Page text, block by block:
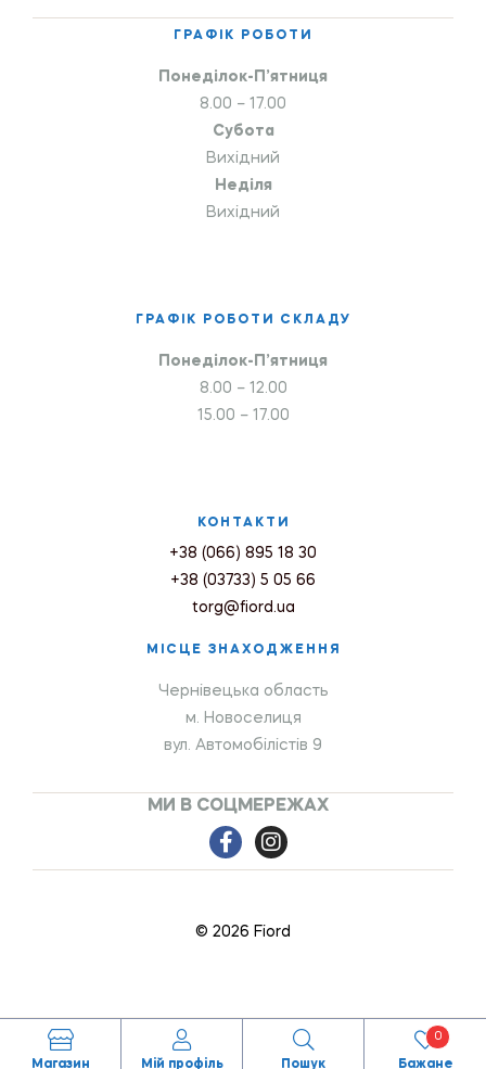
ГРАФІК РОБОТИ
Понеділок-П’ятниця
8.00 – 17.00
Субота
Вихідний
Неділя
Вихідний
ГРАФІК РОБОТИ СКЛАДУ
Понеділок-П’ятниця
8.00 – 12.00
15.00 – 17.00
КОНТАКТИ
+38 (066) 895 18 30
+38 (03733) 5 05 66
torg@fiord.ua
МІСЦЕ ЗНАХОДЖЕННЯ
Чернівецька область
м. Новоселиця
вул. Автомобілістів 9
МИ В СОЦМЕРЕЖАХ
© 2026 Fiord
Магазин Мій профіль Пошук Бажане
0